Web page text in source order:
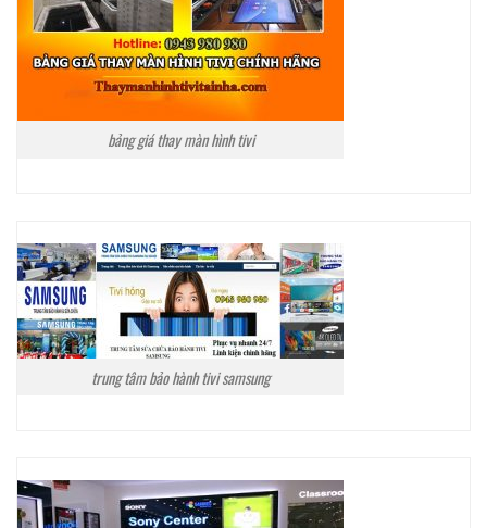
bảng giá thay màn hình tivi
trung tâm bảo hành tivi samsung